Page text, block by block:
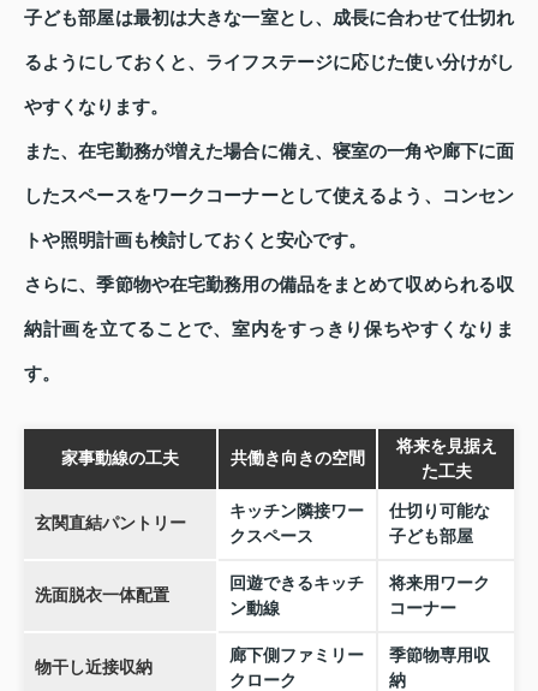
子ども部屋は最初は大きな一室とし、成長に合わせて仕切れ
るようにしておくと、ライフステージに応じた使い分けがし
やすくなります。
また、在宅勤務が増えた場合に備え、寝室の一角や廊下に面
したスペースをワークコーナーとして使えるよう、コンセン
トや照明計画も検討しておくと安心です。
さらに、季節物や在宅勤務用の備品をまとめて収められる収
納計画を立てることで、室内をすっきり保ちやすくなりま
す。
家事動線の工夫 共働き向きの空間
将来を見据え
た工夫
玄関直結パントリー
キッチン隣接ワー
クスペース
仕切り可能な
子ども部屋
洗面脱衣一体配置
回遊できるキッチ
ン動線
将来用ワーク
コーナー
物干し近接収納
廊下側ファミリー
クローク
季節物専用収
納